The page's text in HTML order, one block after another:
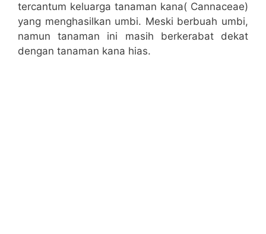
tercantum keluarga tanaman kana( Cannaceae)
yang menghasilkan umbi. Meski berbuah umbi,
namun tanaman ini masih berkerabat dekat
dengan tanaman kana hias.